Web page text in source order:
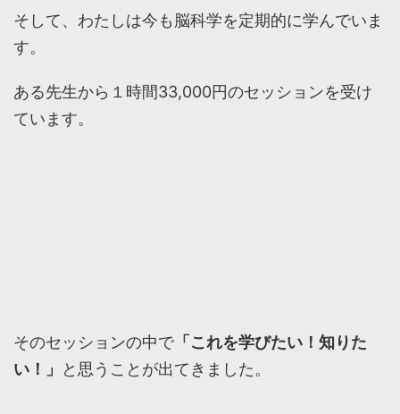
そして、わたしは今も脳科学を定期的に学んでいま
す。
ある先生から１時間33,000円のセッションを受け
ています。
そのセッションの中で「これを学びたい！知りた
い！」
と思うことが出てきました。